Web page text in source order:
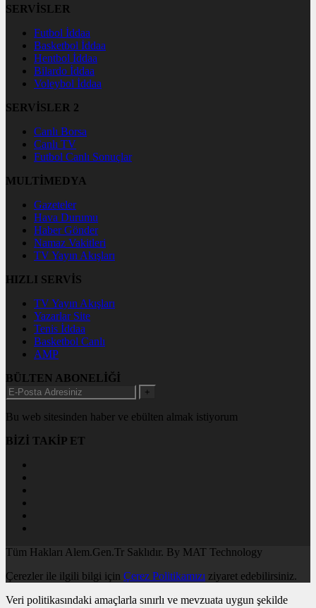
SERVİSLER
Futbol İddaa
Basketbol İddaa
Hentbol İddaa
Bilardo İddaa
Voleybol İddaa
SERVİSLER 2
Canlı Borsa
Canlı TV
Futbol Canlı Sonuçlar
MULTİMEDYA
Gazeteler
Hava Durumu
Haber Gönder
Namaz Vakitleri
TV Yayın Akışları
HIZLI SERVİS
TV Yayın Akışları
Yazarlar Site
Tenis İddaa
Basketbol Canlı
AMP
BÜLTEN ABONELİĞİ
+
Bu web sitesinden haber ve ebülten almak istiyorum
BİZİ TAKİP ET
Tüm Hakları Alem.Gen.Tr Saklıdır. By MAT Technology
Çerezler ile ilgili bilgi için Çerez Politikamızı ziyaret edebilirsiniz.
Veri politikasındaki amaçlarla sınırlı ve mevzuata uygun şekilde